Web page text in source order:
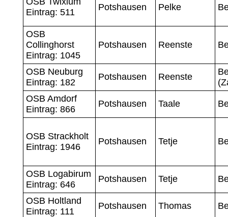
Eintrag: 511
Potshausen Pelke
OSB
Collinghorst
Eintrag: 1045
Potshausen Reenste
OSB Neuburg
Eintrag: 182
Potshausen Reenste
OSB Amdorf
Eintrag: 866
Potshausen Taale
OSB Strackholt
Eintrag: 1946
Potshausen Tetje
OSB Logabirum
Eintrag: 646
Potshausen Tetje
OSB Holtland
Eintrag: 111
Potshausen Thomas